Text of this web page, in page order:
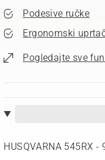
Podesive ručke
Ergonomski
Pogledajte sve
HUSQVARNA 545RX -